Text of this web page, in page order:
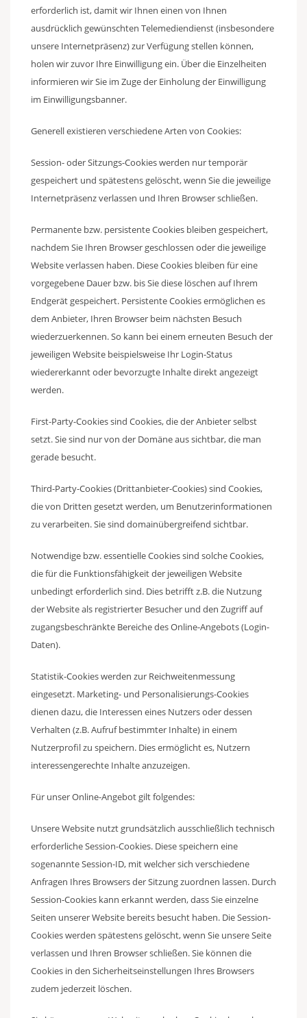
erforderlich ist, damit wir Ihnen einen von Ihnen
ausdrücklich gewünschten Telemediendienst (insbesondere
unsere Internetpräsenz) zur Verfügung stellen können,
holen wir zuvor Ihre Einwilligung ein. Über die Einzelheiten
informieren wir Sie im Zuge der Einholung der Einwilligung
im Einwilligungsbanner.
Generell existieren verschiedene Arten von Cookies:
Session- oder Sitzungs-Cookies werden nur temporär
gespeichert und spätestens gelöscht, wenn Sie die jeweilige
Internetpräsenz verlassen und Ihren Browser schließen.
Permanente bzw. persistente Cookies bleiben gespeichert,
nachdem Sie Ihren Browser geschlossen oder die jeweilige
Website verlassen haben. Diese Cookies bleiben für eine
vorgegebene Dauer bzw. bis Sie diese löschen auf Ihrem
Endgerät gespeichert. Persistente Cookies ermöglichen es
dem Anbieter, Ihren Browser beim nächsten Besuch
wiederzuerkennen. So kann bei einem erneuten Besuch der
jeweiligen Website beispielsweise Ihr Login-Status
wiedererkannt oder bevorzugte Inhalte direkt angezeigt
werden.
First-Party-Cookies sind Cookies, die der Anbieter selbst
setzt. Sie sind nur von der Domäne aus sichtbar, die man
gerade besucht.
Third-Party-Cookies (Drittanbieter-Cookies) sind Cookies,
die von Dritten gesetzt werden, um Benutzerinformationen
zu verarbeiten. Sie sind domainübergreifend sichtbar.
Notwendige bzw. essentielle Cookies sind solche Cookies,
die für die Funktionsfähigkeit der jeweiligen Website
unbedingt erforderlich sind. Dies betrifft z.B. die Nutzung
der Website als registrierter Besucher und den Zugriff auf
zugangsbeschränkte Bereiche des Online-Angebots (Login-
Daten).
Statistik-Cookies werden zur Reichweitenmessung
eingesetzt. Marketing- und Personalisierungs-Cookies
dienen dazu, die Interessen eines Nutzers oder dessen
Verhalten (z.B. Aufruf bestimmter Inhalte) in einem
Nutzerprofil zu speichern. Dies ermöglicht es, Nutzern
interessengerechte Inhalte anzuzeigen.
Für unser Online-Angebot gilt folgendes:
Unsere Website nutzt grundsätzlich ausschließlich technisch
erforderliche Session-Cookies. Diese speichern eine
sogenannte Session-ID, mit welcher sich verschiedene
Anfragen Ihres Browsers der Sitzung zuordnen lassen. Durch
Session-Cookies kann erkannt werden, dass Sie einzelne
Seiten unserer Website bereits besucht haben. Die Session-
Cookies werden spätestens gelöscht, wenn Sie unsere Seite
verlassen und Ihren Browser schließen. Sie können die
Cookies in den Sicherheitseinstellungen Ihres Browsers
zudem jederzeit löschen.